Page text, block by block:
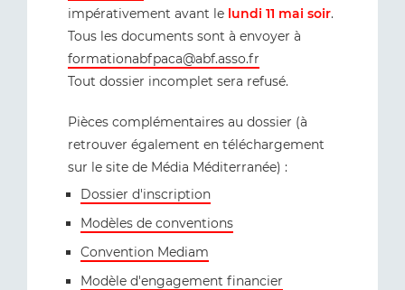
impérativement avant le lundi 11 mai soir.
Tous les documents sont à envoyer à
formationabfpaca@abf.asso.fr
Tout dossier incomplet sera refusé.
Pièces complémentaires au dossier (à
retrouver également en téléchargement
sur le site de Média Méditerranée) :
Dossier d'inscription
Modèles de conventions
Convention Mediam
Modèle d'engagement financier